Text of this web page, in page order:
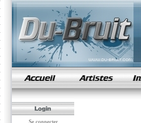
samples de rap
Se connecter